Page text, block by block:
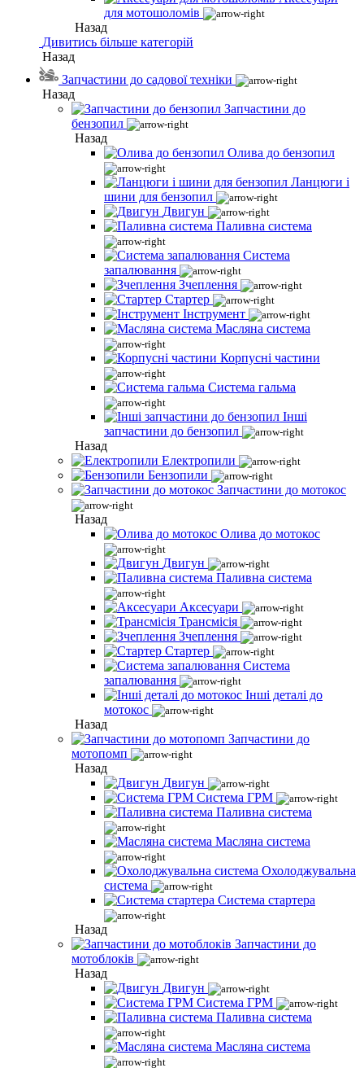
для мотошоломів
Назад
Дивитись більше категорій
Назад
Запчастини до садової техніки
Назад
Запчастини до
бензопил
Назад
Олива до бензопил
Ланцюги і
шини для бензопил
Двигун
Паливна система
Система
запалювання
Зчеплення
Стартер
Інструмент
Масляна система
Корпусні частини
Система гальма
Інші
запчастини до бензопил
Назад
Електропили
Бензопили
Запчастини до мотокос
Назад
Олива до мотокос
Двигун
Паливна система
Аксесуари
Трансмісія
Зчеплення
Стартер
Система
запалювання
Інші деталі до
мотокос
Назад
Запчастини до
мотопомп
Назад
Двигун
Система ГРМ
Паливна система
Масляна система
Охолоджувальна
система
Система стартера
Назад
Запчастини до
мотоблоків
Назад
Двигун
Система ГРМ
Паливна система
Масляна система